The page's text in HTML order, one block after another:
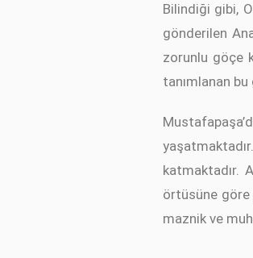
Bilindiği gibi,
gönderilen
zorunlu göçe
tanımlanan
katmaktadır.
örtüsüne göre
maznik ve